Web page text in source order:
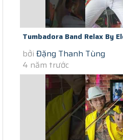
Tumbadora Band Relax By
Lockdown Phoi Pha TCS (day...
bởi Đặng Thanh Tùng
4 năm trước